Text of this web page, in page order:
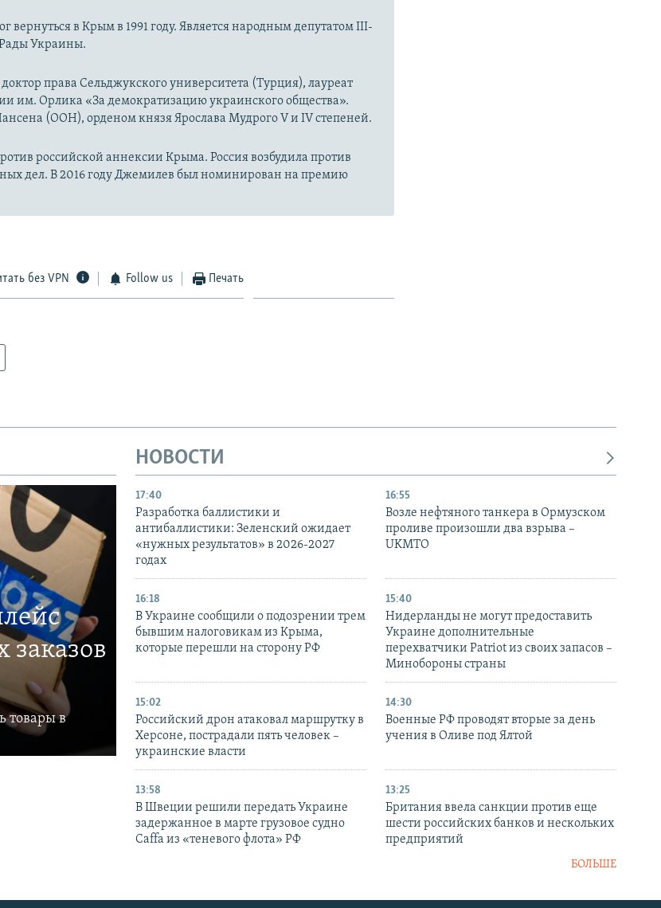
вернуться в Крым в 1991 году. Является народным депутатом III-
Украины.
права Сельджукского университета (Турция), лауреат
им. Орлика «За демократизацию украинского общества».
(ООН), орденом князя Ярослава Мудрого V и IV степеней.
российской аннексии Крыма. Россия возбудила против
дел. В 2016 году Джемилев был номинирован на премию
без VPN Follow us Печать
товары в
НОВОСТИ
17:40
Разработка баллистики и
антибаллистики: Зеленский ожидает
«нужных результатов» в 2026-2027
годах
16:55
Возле нефтяного танкера в Ормузском
проливе произошли два взрыва –
UKMTO
16:18
В Украине сообщили о подозрении трем
бывшим налоговикам из Крыма,
которые перешли на сторону РФ
15:40
Нидерланды не могут предоставить
Украине дополнительные
перехватчики Patriot из своих запасов –
Минобороны страны
15:02
Российский дрон атаковал маршрутку в
Херсоне, пострадали пять человек –
украинские власти
14:30
Военные РФ проводят вторые за день
учения в Оливе под Ялтой
13:58
В Швеции решили передать Украине
задержанное в марте грузовое судно
Caffa из «теневого флота» РФ
13:25
Британия ввела санкции против еще
шести российских банков и нескольких
предприятий
БОЛЬШЕ